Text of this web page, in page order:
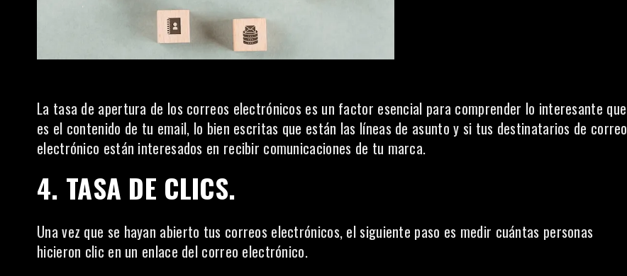
La tasa de apertura de los correos electrónicos es un factor esencial para comprender lo interesante que
es el contenido de tu email, lo bien escritas que están las líneas de asunto y si tus destinatarios de correo
electrónico están interesados en recibir comunicaciones de tu marca.
4. TASA DE CLICS.
Una vez que se hayan abierto tus correos electrónicos, el siguiente paso es medir cuántas personas
hicieron clic en un enlace del correo electrónico.